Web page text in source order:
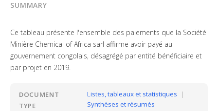
SUMMARY
Ce tableau présente l'ensemble des paiements que la Société
Minière Chemical of Africa sarl affirme avoir payé au
gouvernement congolais, désagrégé par entité bénéficiaire et
par projet en 2019.
DOCUMENT
TYPE
Listes, tableaux et statistiques
|
Synthèses et résumés